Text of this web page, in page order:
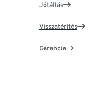
Jótállás
Visszatérítés
Garancia